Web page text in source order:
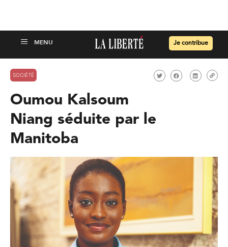
Je contribue
SOCIÉTÉ
Oumou Kalsoum
Niang séduite par le
Manitoba